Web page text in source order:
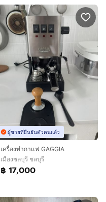
ผู้ขายที่ยืนยันตัวตนแล้ว
เครื่องทำกาแฟ GAGGIA
เมืองชลบุรี ชลบุรี
฿ 17,000